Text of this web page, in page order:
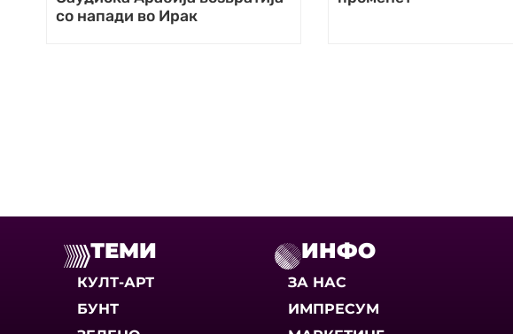
со напади во Ирак
ТЕМИ
КУЛТ-АРТ
БУНТ
ИНФО
ЗА НАС
ИМПРЕСУМ